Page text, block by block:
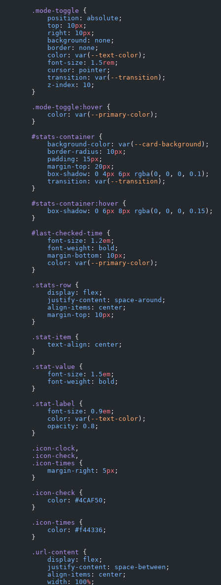
        .mode-toggle
{
            position
: absolute ;
            top
: 10px ;
            right
: 10px ;
            background
: none ;
            border
: none ;
            color
: var( --text-color);
            font-size
: 1.5 rem ;
            cursor
: pointer ;
            transition
: var( --transition );
            z-index
: 10 ;
        }
        .mode-toggle:hover
{
            color
: var( --primary-color);
        }
        #stats-container
{
            background-color
: var( --card-background );
            border-radius
: 10px ;
            padding
: 15px ;
            margin-top
: 20px ;
            box-shadow
: 0 4px 6px rgba (0 , 0 , 0 , 0.1 );
            transition
: var( --transition );
        }
        #stats-container:hover
{
            box-shadow
: 0 6px 8px rgba (0 , 0 , 0 , 0.15 );
        }
        #last-checked-time
{
            font-size
: 1.2em ;
            font-weight
: bold ;
            margin-bottom
: 10px ;
            color
: var( --primary-color);
        }
        .stats-row
{
            display
: flex ;
            justify-content
: space-around ;
            align-items
: center ;
            margin-top
: 10px ;
        }
        .stat-item
{
            text-align
: center ;
        }
        .stat-value
{
            font-size
: 1.5em ;
            font-weight
: bold ;
        }
        .stat-label
{
            font-size
: 0.9em ;
            color
: var( --text-color);
            opacity
: 0.8 ;
        }
        .icon-clock
,
        .icon-check
,
        .icon-times
{
            margin-right
: 5px ;
        }
        .icon-check
{
            color
: #4CAF50 ;
        }
        .icon-times
{
            color
: #f44336 ;
        }
        .url-content
{
            display
: flex ;
            justify-content
: space-between ;
            align-items
: center ;
            width
: 100% ;